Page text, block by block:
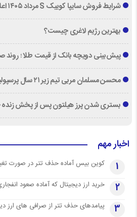
شرایط فروش سایپا کوییک S مرداد ۱۴۰۵ اعلام شد
بهترین رژیم لاغری چیست؟
پیش‌بینی دویچه‌ بانک از قیمت طلا ؛ روند
محسن مسلمان مربی تیم زیر ۲۱ سال پرسپولیس شد
بستری شدن پرز هیلتون پس از پخش زنده
اخبار مهم
1 کوین بیس آماده حذف تتر در صورت
2 خرید ارز دیجیتال که آماده صعود
3 پیامدهای حذف تتر از صرافی های ارز